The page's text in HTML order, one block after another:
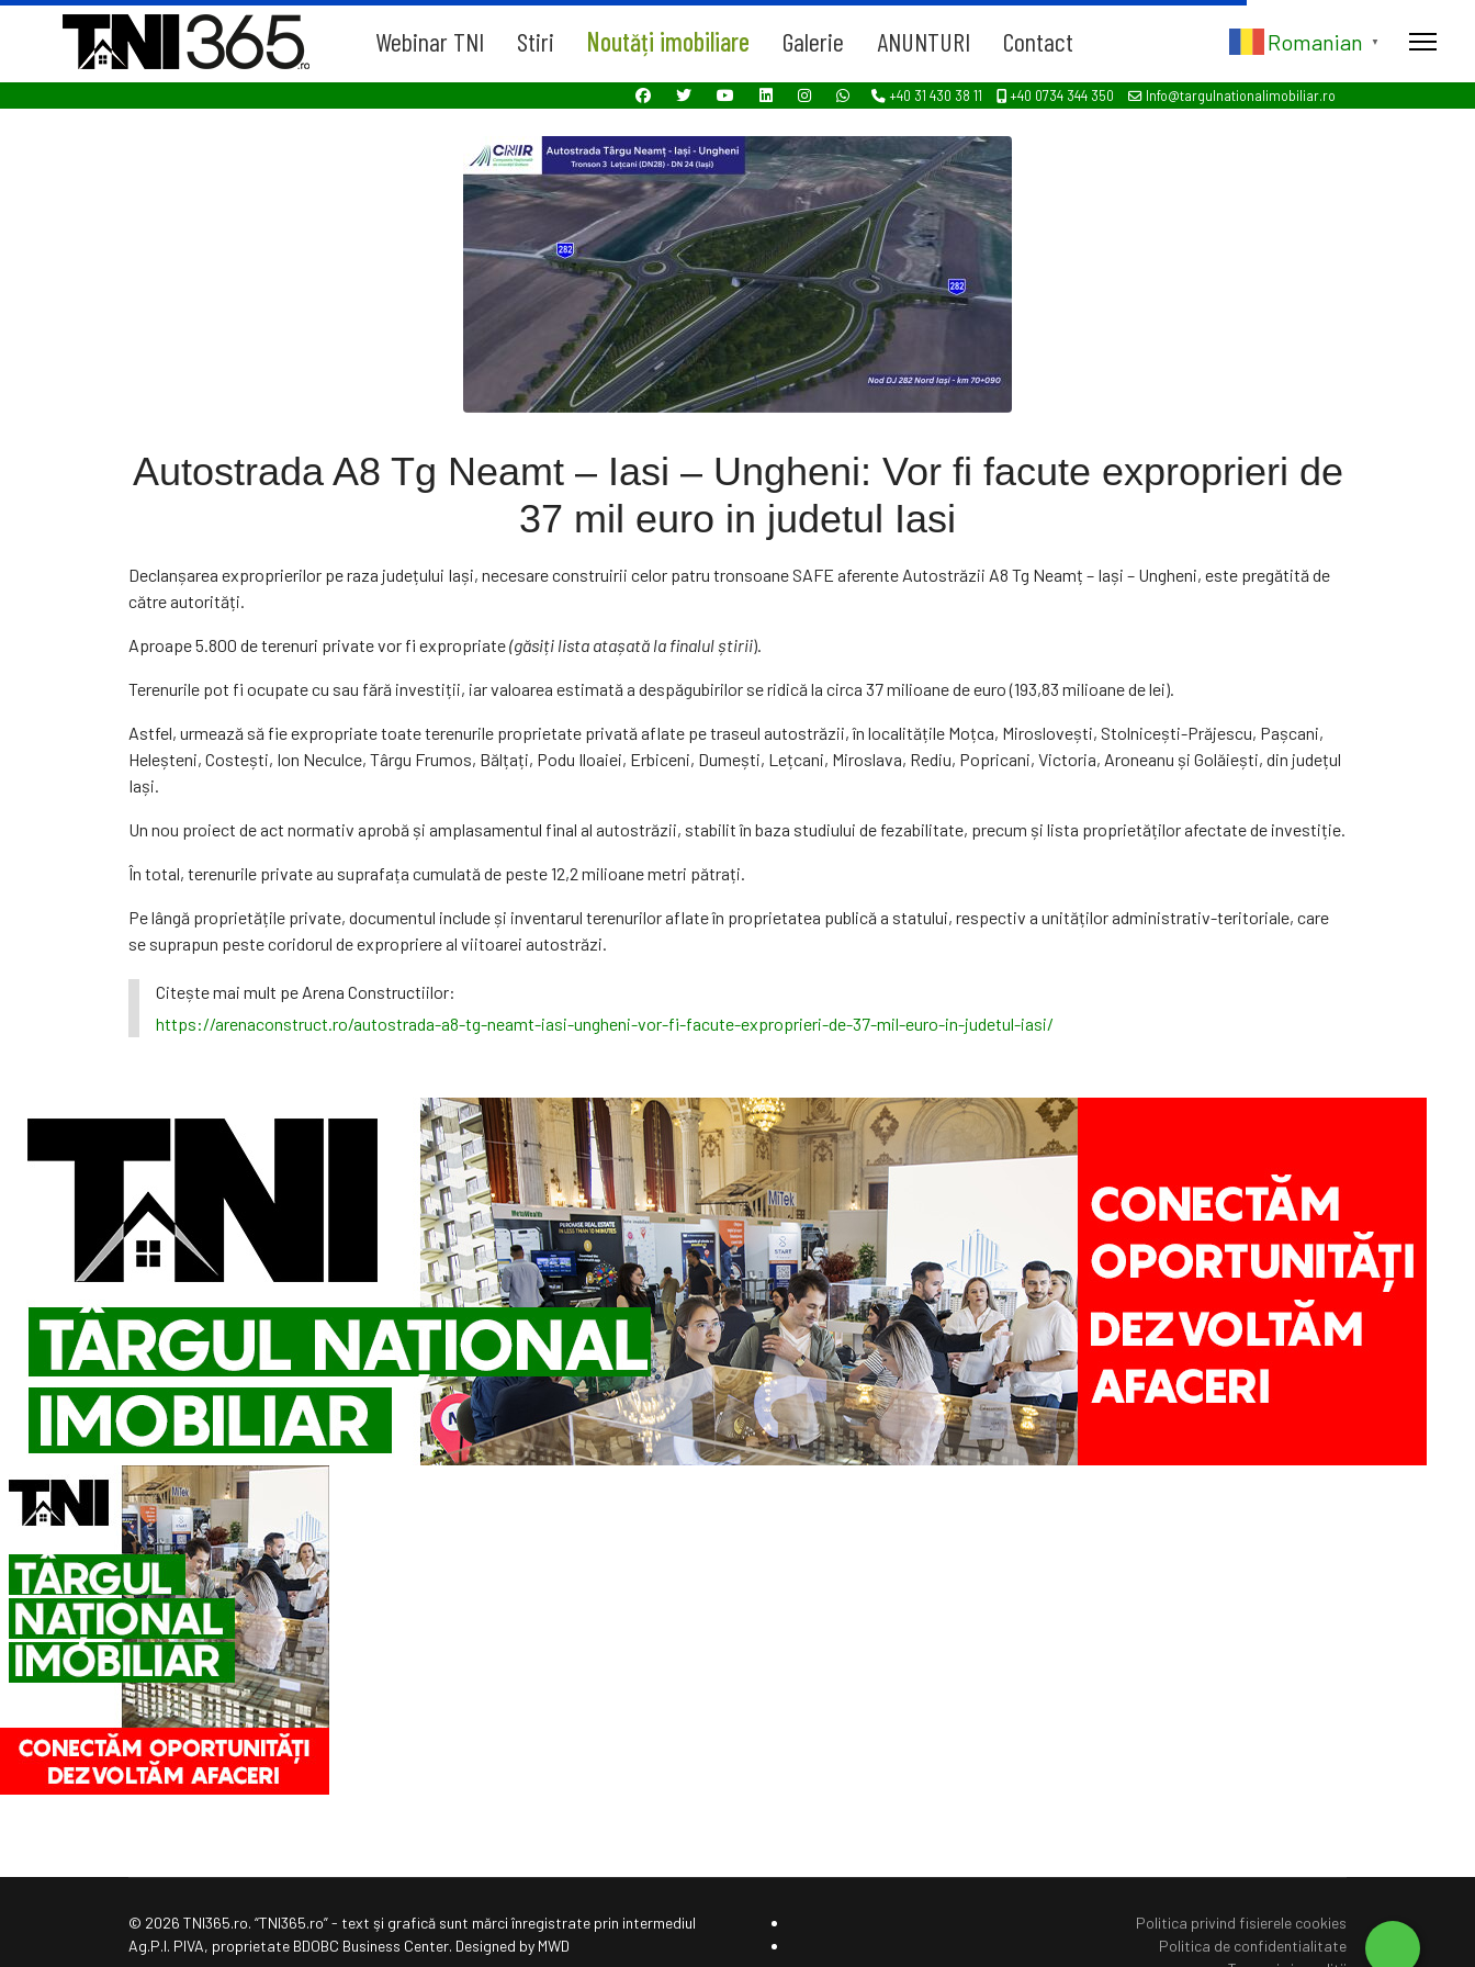
Webinar TNI Stiri Noutăți imobiliare Galerie ANUNTURI Contact Romanian ▼
+40 31 430 38 11 +40 0734 344 350 Info@targulnationalimobiliar.ro
Autostrada A8 Tg Neamt – Iasi – Ungheni: Vor fi facute exproprieri de
37 mil euro in judetul Iasi
Declanșarea exproprierilor pe raza județului Iași, necesare construirii celor patru tronsoane SAFE aferente Autostrăzii A8 Tg Neamț – Iași – Ungheni, este pregătită de
către autorități.
Aproape 5.800 de terenuri private vor fi expropriate(găsiți lista atașată la finalul știrii).
Terenurile pot fi ocupate cu sau fără investiții, iar valoarea estimată a despăgubirilor se ridică la circa 37 milioane de euro (193,83 milioane de lei).
Astfel, urmează să fie expropriate toate terenurile proprietate privată aflate pe traseul autostrăzii, în localitățile Moțca, Miroslovești, Stolnicești-Prăjescu, Pașcani,
Heleșteni, Costești, Ion Neculce, Târgu Frumos, Bălțați, Podu Iloaiei, Erbiceni, Dumești, Lețcani, Miroslava, Rediu, Popricani, Victoria, Aroneanu și Golăiești, din județul
Iași.
Un nou proiect de act normativ aprobă și amplasamentul final al autostrăzii, stabilit în baza studiului de fezabilitate, precum și lista proprietăților afectate de investiție.
În total, terenurile private au suprafața cumulată de peste 12,2 milioane metri pătrați.
Pe lângă proprietățile private, documentul include și inventarul terenurilor aflate în proprietatea publică a statului, respectiv a unităților administrativ-teritoriale, care
se suprapun peste coridorul de expropriere al viitoarei autostrăzi.
Citește mai mult pe Arena Constructiilor:
https://arenaconstruct.ro/autostrada-a8-tg-neamt-iasi-ungheni-vor-fi-facute-exproprieri-de-37-mil-euro-in-judetul-iasi/
© 2026 TNI365.ro. “TNI365.ro” - text şi grafică sunt mărci înregistrate prin intermediul
Ag.P.I. PIVA, proprietate BDOBC Business Center. Designed by MWD
Politica privind fisierele cookies
Politica de confidentialitate